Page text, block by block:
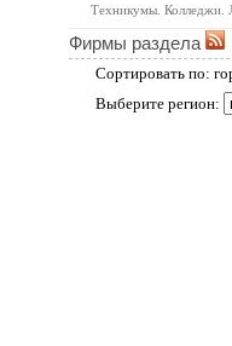
Техникумы. Колледжи.
Фирмы раздела
Сортировать по:
Выберите регион: